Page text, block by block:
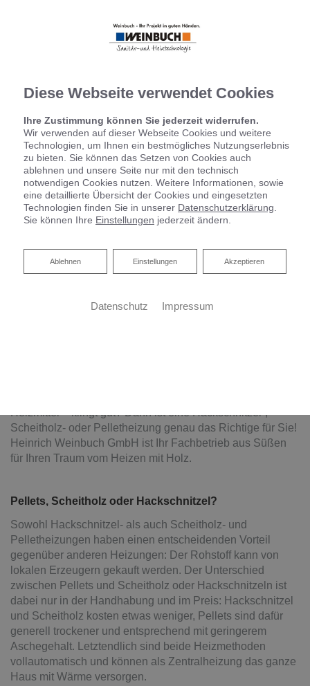
Heizmittel – klingt gut? Dann ist eine Hackschnitzel-,
Scheitholz- oder Pelletheizung genau das Richtige für Sie!
Heinrich Weinbuch GmbH ist Ihr Fachbetrieb aus Süßen
für Ihren Traum vom Heizen mit Holz.
Pellets, Scheitholz oder Hackschnitzel?
Sowohl Hackschnitzel- als auch Scheitholz- und
Pelletheizungen haben einen entscheidenden Vorteil
gegenüber anderen Heizungen: Der Rohstoff kann von
lokalen Erzeugern gekauft werden. Der Unterschied
zwischen Pellets und Scheitholz oder Hackschnitzeln ist
dabei nur in der Handhabung und im Preis: Hackschnitzel
und Scheitholz kosten etwas weniger, Pellets sind dafür
generell trockener und entsprechend mit geringerem
Aschegehalt. Letztendlich sind beide Heizmethoden
vollautomatisch und können als Zentralheizung das ganze
Haus mit Wärme versorgen.
Diese Webseite verwendet Cookies
Ihre Zustimmung können Sie jederzeit widerrufen.
Wir verwenden auf dieser Webseite Cookies und weitere
Technologien, um Ihnen ein bestmögliches Nutzungserlebnis
zu bieten. Sie können das Setzen von Cookies auch
ablehnen und unsere Seite nur mit den technisch
notwendigen Cookies nutzen. Weitere Informationen, sowie
eine detaillierte Übersicht der Cookies und eingesetzten
Technologien finden Sie in unserer Datenschutzerklärung
Sie können Ihre Einstellungen jederzeit ändern.
Akzeptieren
Einstellungen
Ablehnen
Ablehnen
Datenschutz Impressum